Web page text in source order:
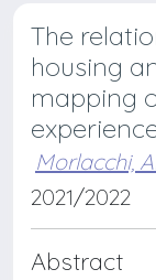
The
housing
mapping
Morlacchi,
2021/2022
Abstract